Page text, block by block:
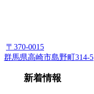
〒370-0015
群馬県高崎市島野町314-5
新着情報